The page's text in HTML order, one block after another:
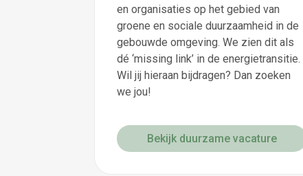
en organisaties op het gebied van
groene en sociale duurzaamheid in de
gebouwde omgeving. We zien dit als
dé ‘missing link’ in de energietransitie.
Wil jij hieraan bijdragen? Dan zoeken
we jou!
Bekijk duurzame vacature